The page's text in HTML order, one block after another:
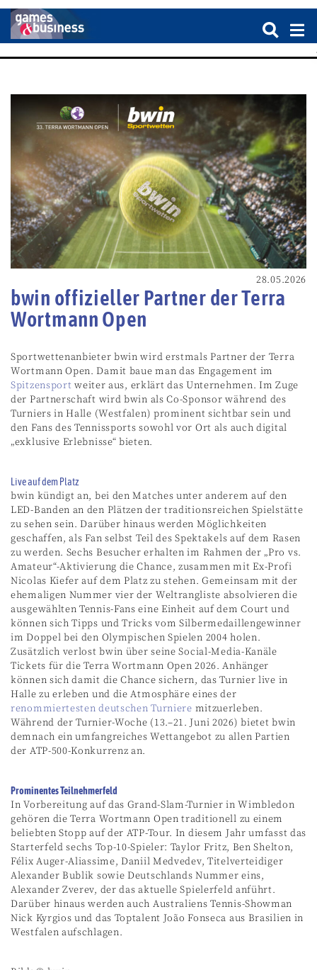
28.05.2026
bwin offizieller Partner der Terra
Wortmann Open
Sportwettenanbieter bwin wird erstmals Partner der Terra
Wortmann Open. Damit baue man das Engagement im
Spitzensport weiter aus, erklärt das Unternehmen. Im Zuge
der Partnerschaft wird bwin als Co-Sponsor während des
Turniers in Halle (Westfalen) prominent sichtbar sein und
den Fans des Tennissports sowohl vor Ort als auch digital
„exklusive Erlebnisse“ bieten.
Live auf dem Platz
bwin kündigt an, bei den Matches unter anderem auf den
LED-Banden an den Plätzen der traditionsreichen Spielstätte
zu sehen sein. Darüber hinaus werden Möglichkeiten
geschaffen, als Fan selbst Teil des Spektakels auf dem Rasen
zu werden. Sechs Besucher erhalten im Rahmen der „Pro vs.
Amateur“-Aktivierung die Chance, zusammen mit Ex-Profi
Nicolas Kiefer auf dem Platz zu stehen. Gemeinsam mit der
ehemaligen Nummer vier der Weltrangliste absolvieren die
ausgewählten Tennis-Fans eine Einheit auf dem Court und
können sich Tipps und Tricks vom Silbermedaillengewinner
im Doppel bei den Olympischen Spielen 2004 holen.
Zusätzlich verlost bwin über seine Social-Media-Kanäle
Tickets für die Terra Wortmann Open 2026. Anhänger
können sich damit die Chance sichern, das Turnier live in
Halle zu erleben und die Atmosphäre eines der
renommiertesten deutschen Turniere mitzuerleben.
Während der Turnier-Woche (13.–21. Juni 2026) bietet bwin
demnach ein umfangreiches Wettangebot zu allen Partien
der ATP-500-Konkurrenz an.
Prominentes Teilnehmerfeld
In Vorbereitung auf das Grand-Slam-Turnier in Wimbledon
gehören die Terra Wortmann Open traditionell zu einem
beliebten Stopp auf der ATP-Tour. In diesem Jahr umfasst das
Starterfeld sechs Top-10-Spieler: Taylor Fritz, Ben Shelton,
Félix Auger-Aliassime, Daniil Medvedev, Titelverteidiger
Alexander Bublik sowie Deutschlands Nummer eins,
Alexander Zverev, der das aktuelle Spielerfeld anführt.
Darüber hinaus werden auch Australiens Tennis-Showman
Nick Kyrgios und das Toptalent João Fonseca aus Brasilien in
Westfalen aufschlagen.